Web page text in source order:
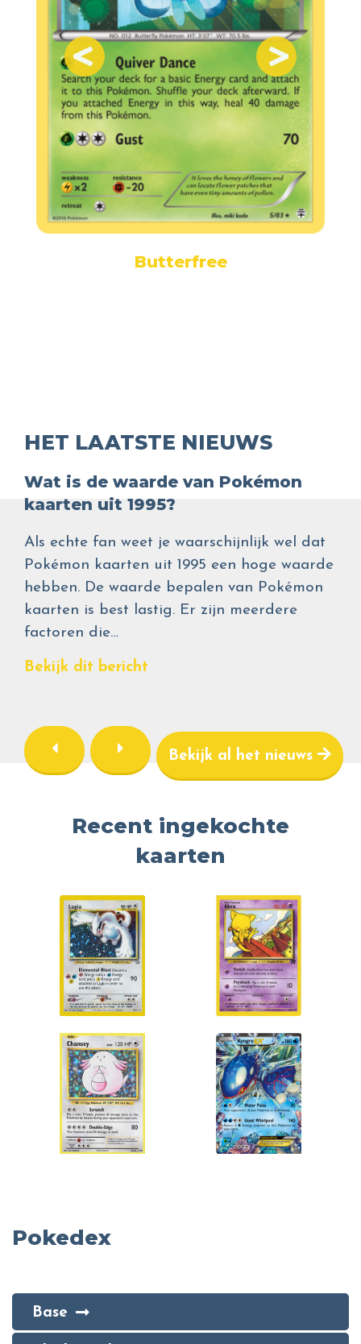
Butterfree
HET LAATSTE NIEUWS
Wat is de waarde van Pokémon
kaarten uit 1995?
Als echte fan weet je waarschijnlijk wel dat
Pokémon kaarten uit 1995 een hoge waarde
hebben. De waarde bepalen van Pokémon
kaarten is best lastig. Er zijn meerdere
factoren die…
Bekijk dit bericht
Bekijk al het nieuws
Recent ingekochte
kaarten
Pokedex
Base